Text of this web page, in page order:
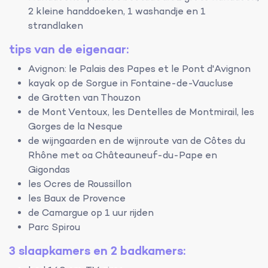
2 kleine handdoeken, 1 washandje en 1
strandlaken
tips van de eigenaar:
Avignon: le Palais des Papes et le Pont d'Avignon
kayak op de Sorgue in Fontaine-de-Vaucluse
de Grotten van Thouzon
de Mont Ventoux, les Dentelles de Montmirail, les
Gorges de la Nesque
de wijngaarden en de wijnroute van de Côtes du
Rhône met oa Châteauneuf-du-Pape en
Gigondas
les Ocres de Roussillon
les Baux de Provence
de Camargue op 1 uur rijden
Parc Spirou
3 slaapkamers en 2 badkamers: